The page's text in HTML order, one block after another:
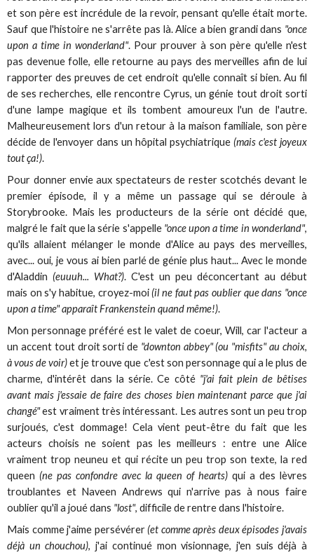
et son père est incrédule de la revoir, pensant qu'elle était morte.
Sauf que l'histoire ne s'arrête pas là. Alice a bien grandi dans "once
upon a time in wonderland". Pour prouver à son père qu'elle n'est
pas devenue folle, elle retourne au pays des merveilles afin de lui
rapporter des preuves de cet endroit qu'elle connaît si bien. Au fil
de ses recherches, elle rencontre Cyrus, un génie tout droit sorti
d'une lampe magique et ils tombent amoureux l'un de l'autre.
Malheureusement lors d'un retour à la maison familiale, son père
décide de l'envoyer dans un hôpital psychiatrique (mais c'est joyeux
tout ça!).
Pour donner envie aux spectateurs de rester scotchés devant le
premier épisode, il y a même un passage qui se déroule à
Storybrooke. Mais les producteurs de la série ont décidé que,
malgré le fait que la série s'appelle "once upon a time in wonderland",
qu'ils allaient mélanger le monde d'Alice au pays des merveilles,
avec... oui, je vous ai bien parlé de génie plus haut... Avec le monde
d'Aladdin (euuuh... What?). C'est un peu déconcertant au début
mais on s'y habitue, croyez-moi(il ne faut pas oublier que dans "once
upon a time" apparaît Frankenstein quand même!).
Mon personnage préféré est le valet de coeur, Will, car l'acteur a
un accent tout droit sorti de "downton abbey" (ou "misfits" au choix,
à vous de voir)et je trouve que c'est son personnage qui a le plus de
charme, d'intérêt dans la série. Ce côté "j'ai fait plein de bêtises
avant mais j'essaie de faire des choses bien maintenant parce que j'ai
changé"est vraiment très intéressant. Les autres sont un peu trop
surjoués, c'est dommage! Cela vient peut-être du fait que les
acteurs choisis ne soient pas les meilleurs : entre une Alice
vraiment trop neuneu et qui récite un peu trop son texte, la red
queen (ne pas confondre avec la queen of hearts)qui a des lèvres
troublantes et Naveen Andrews qui n'arrive pas à nous faire
oublier qu'il a joué dans "lost", difficile de rentre dans l'histoire.
Mais comme j'aime persévérer(et comme après deux épisodes j'avais
déjà un chouchou), j'ai continué mon visionnage, j'en suis déjà à